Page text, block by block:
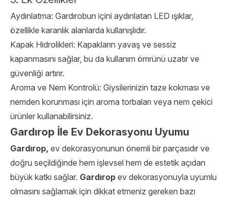
Aydınlatma: Gardırobun içini aydınlatan LED ışıklar,
özellikle karanlık alanlarda kullanışlıdır.
Kapak Hidrolikleri: Kapakların yavaş ve sessiz
kapanmasını sağlar, bu da kullanım ömrünü uzatır ve
güvenliği artırır.
Aroma ve Nem Kontrolü: Giysilerinizin taze kokması ve
nemden korunması için aroma torbaları veya nem çekici
ürünler kullanabilirsiniz.
Gardırop İle Ev Dekorasyonu Uyumu
Gardırop, ev dekorasyonunun önemli bir parçasıdır ve
doğru seçildiğinde hem işlevsel hem de estetik açıdan
büyük katkı sağlar. Gardırop ev dekorasyonuyla uyumlu
olmasını sağlamak için dikkat etmeniz gereken bazı